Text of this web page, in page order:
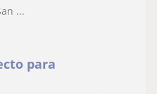
...
para